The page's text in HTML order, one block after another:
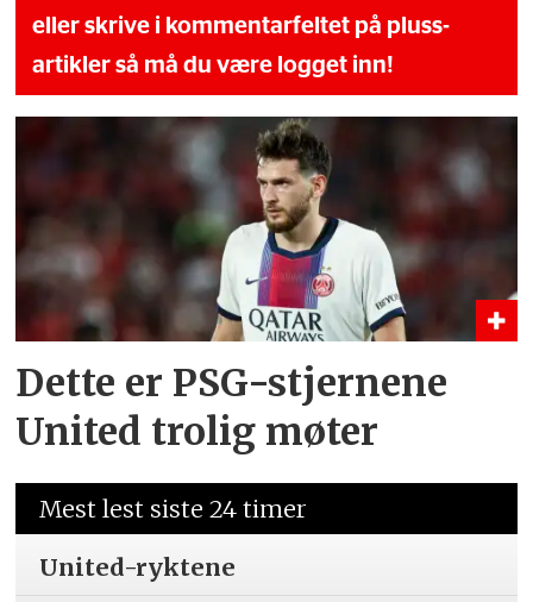
eller skrive i kommentarfeltet på pluss-
artikler så må du være logget inn!
Dette er PSG-stjernene
United trolig møter
Mest lest siste 24 timer
United-ryktene